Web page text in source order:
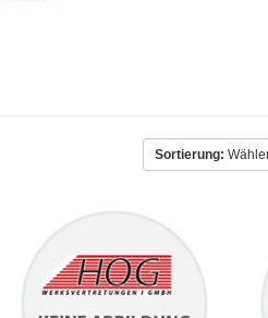
Sortierung: